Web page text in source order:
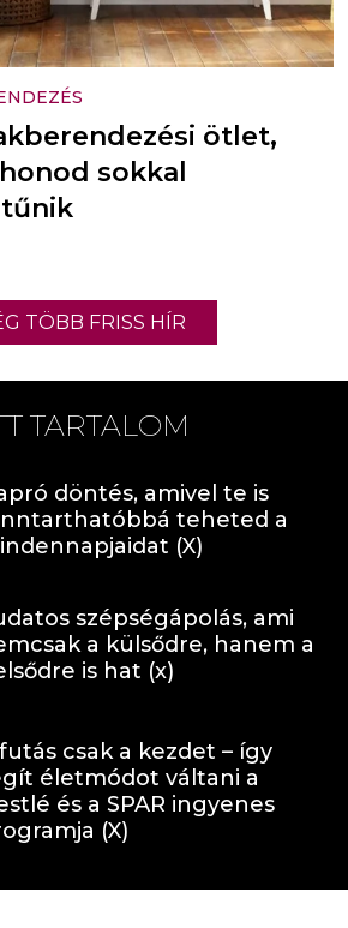
ötlet,
sokkal
TÖBB FRISS HÍR
TARTALOM
döntés, amivel te is
teheted a
(X)
szépségápolás, ami
a külsődre, hanem a
is hat (x)
csak a kezdet – így
életmódot váltani a
és a SPAR ingyenes
(X)